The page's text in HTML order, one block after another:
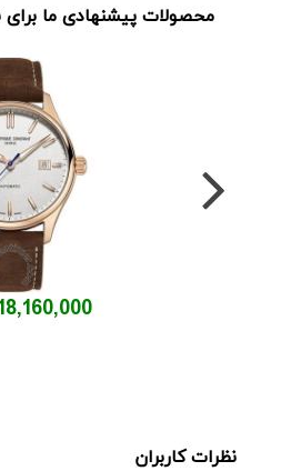
محصولات پیشنهادی ما برای
218,160,000
نظرات کاربران